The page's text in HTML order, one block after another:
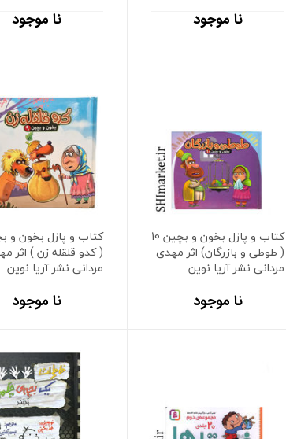
نا موجود نا موجود
کتاب و پازل بخون و بچین 10
( طوطی و بازرگان) اثر مهدی
مردانی نشر آریا نوین
نا موجود
( کدو قلقله زن ) اثر
مردانی نشر آریا نوین
نا موجود